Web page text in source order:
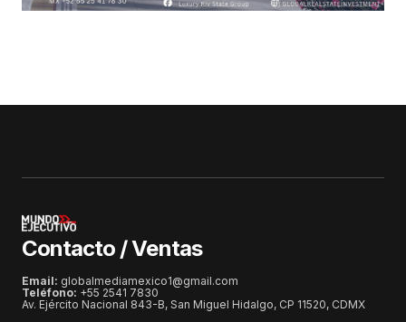
Contacto / Ventas
Email: globalmediamexico1@gmail.com
Teléfono: +55 2541 7830
Av. Ejército Nacional 843-B, San Miguel Hidalgo, CP 11520, CDMX